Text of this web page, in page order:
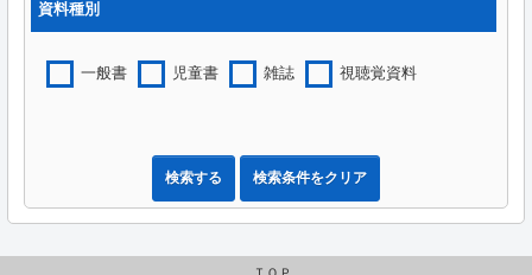
資料種別
一般書 児童書 雑誌 視聴覚資料
検索する 検索条件をクリア